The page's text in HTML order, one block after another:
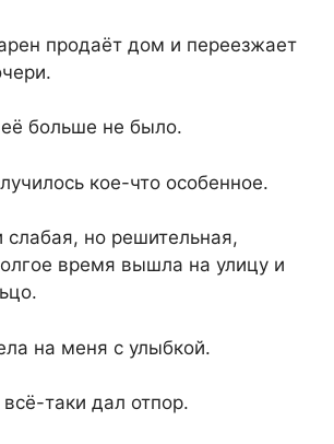
продаёт дом и переезжает
больше не было.
кое-что особенное.
слабая, но решительная,
время вышла на улицу и
на меня с улыбкой.
таки дал отпор.